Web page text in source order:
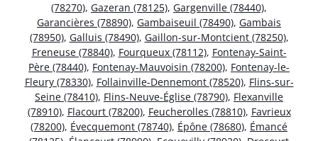
(78270), Gazeran (78125), Gargenville (78440),
Garancières (78890), Gambaiseuil (78490), Gambais
(78950), Galluis (78490), Gaillon-sur-Montcient (78250),
Freneuse (78840), Fourqueux (78112), Fontenay-Saint-
Père (78440), Fontenay-Mauvoisin (78200), Fontenay-le-
Fleury (78330), Follainville-Dennemont (78520), Flins-sur-
Seine (78410), Flins-Neuve-Église (78790), Flexanville
(78910), Flacourt (78200), Feucherolles (78810), Favrieux
(78200), Évecquemont (78740), Épône (78680), Émancé